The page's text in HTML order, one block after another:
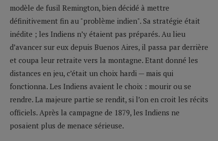
modèle de fusil Remington, bien décidé à mettre
définitivement fin au "problème indien". Sa stratégie était
inédite ; les Indiens n’y étaient pas préparés. Au lieu
d’avancer sur eux depuis Buenos Aires, il passa par derrière
et coupa leur retraite vers la montagne. Etant donné les
distances en jeu, c’était un choix hardi — mais qui
fonctionna. Les Indiens avaient le choix : mourir ou se
rendre. La majeure partie se rendit, si l’on en croit les récits
officiels. Après la campagne de 1879, les Indiens ne
posaient plus de menace sérieuse.